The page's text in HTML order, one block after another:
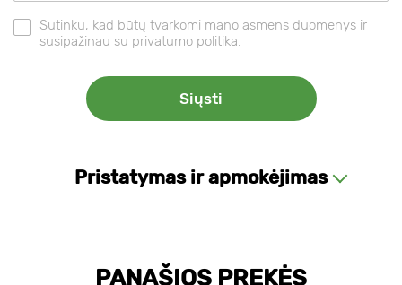
Sutinku, kad būtų tvarkomi mano asmens duomenys ir
susipažinau su privatumo politika.
Pristatymas ir apmokėjimas
PANAŠIOS PREKĖS